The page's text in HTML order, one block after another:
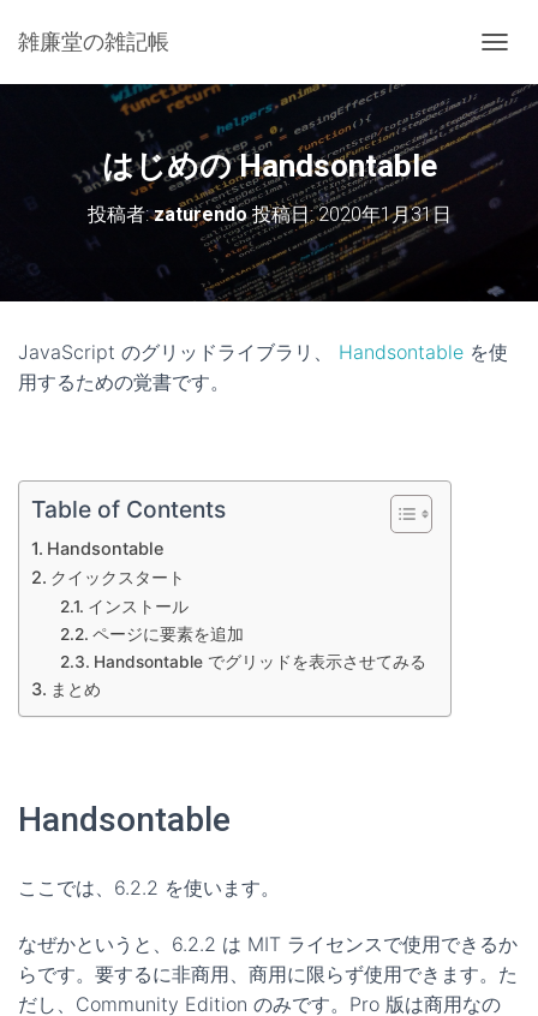
雑廉堂の雑記帳
ビ
ゲ
ー
シ
ン
替
はじめの Handsontable
投稿者:zaturendo投稿日:2020年1月31日
JavaScript のグリッドライブラリ、 Handsontable を使
用するための覚書です。
Table of Contents
Handsontable
クイックスタート
インストール
ページに要素を追加
Handsontable でグリッドを表示させてみる
まとめ
Handsontable
ここでは、6.2.2 を使います。
なぜかというと、6.2.2 は MIT ライセンスで使用できるか
らです。要するに非商用、商用に限らず使用できます。た
だし、Community Edition のみです。Pro 版は商用なの